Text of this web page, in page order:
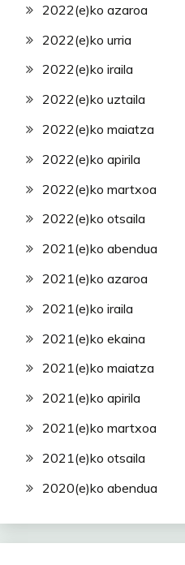
2022(e)ko azaroa
2022(e)ko urria
2022(e)ko iraila
2022(e)ko uztaila
2022(e)ko maiatza
2022(e)ko apirila
2022(e)ko martxoa
2022(e)ko otsaila
2021(e)ko abendua
2021(e)ko azaroa
2021(e)ko iraila
2021(e)ko ekaina
2021(e)ko maiatza
2021(e)ko apirila
2021(e)ko martxoa
2021(e)ko otsaila
2020(e)ko abendua